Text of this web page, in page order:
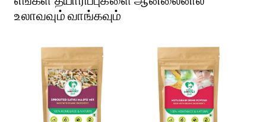
உலாவவும் வாங்கவும்